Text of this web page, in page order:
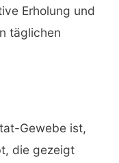
Erholung und
täglichen
Gewebe ist,
die gezeigt